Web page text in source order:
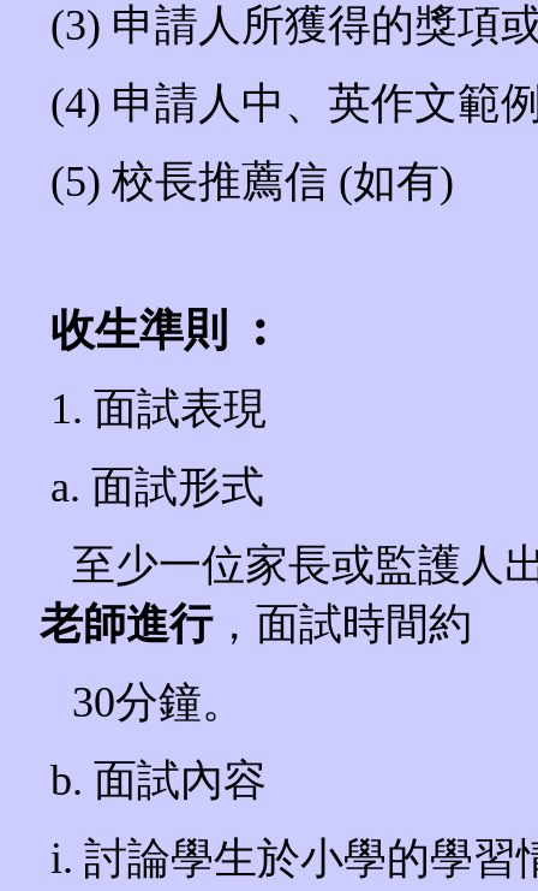
(3) 申請人所獲得的獎項
(4) 申請人中、英作文範
(5) 校長推薦信 (如有)
收生準則 ︰
1. 面試表現
a. 面試形式
至少一位家長或監護人
老師進行，面試時間約
30分鐘。
b. 面試內容
i. 討論學生於小學的學習